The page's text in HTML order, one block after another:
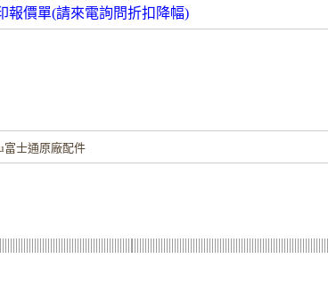
報價單(請來電詢問折扣降幅)
富士通原廠配件